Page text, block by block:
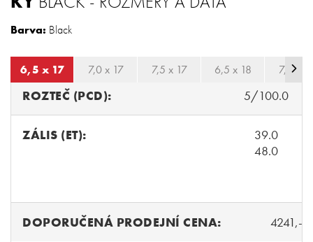
Barva: Black
6,5 x 17 7,0 x 17 7,5 x 17 6,5 x 18 7,0 x
ROZTEČ (PCD): 5/100.0
ZÁLIS (ET):
39.0
48.0
DOPORUČENÁ PRODEJNÍ CENA: 4241,-